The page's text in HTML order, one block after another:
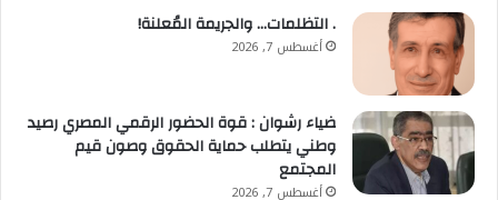
وستواصل كوبا، في جميع المحافل الدولية، التنديد بالحصار
المفروض عليها. وبالمثل، ندعو المجتمع الدولي إلى التصدي
لهذه الحملة التي تمثل تصعيدًا خطيرًا في سعي الولايات
المتحدة إلى فرض الهيمنة والسيطرة على مصير كوبا، في
انتهاك لاستقلال وسيادة جميع الدول”.
. التظلمات… والجريمة المُعلنة!
أغسطس 7, 2026
ضياء رشوان : قوة الحضور الرقمي المصري رصيد
وطني يتطلب حماية الحقوق وصون قيم
المجتمع
أغسطس 7, 2026